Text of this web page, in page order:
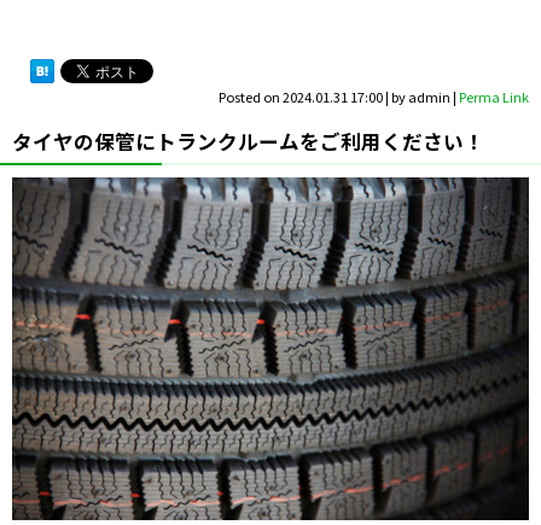
Posted on2024.01.31 17:00|byadmin|Perma Link
タイヤの保管にトランクルームをご利用ください！